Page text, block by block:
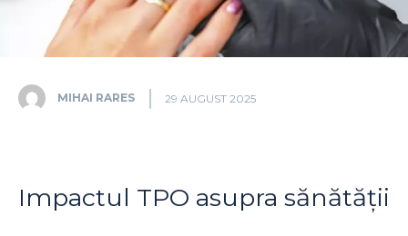
MIHAI RARES 29 AUGUST 2025
Impactul TPO asupra sănătății